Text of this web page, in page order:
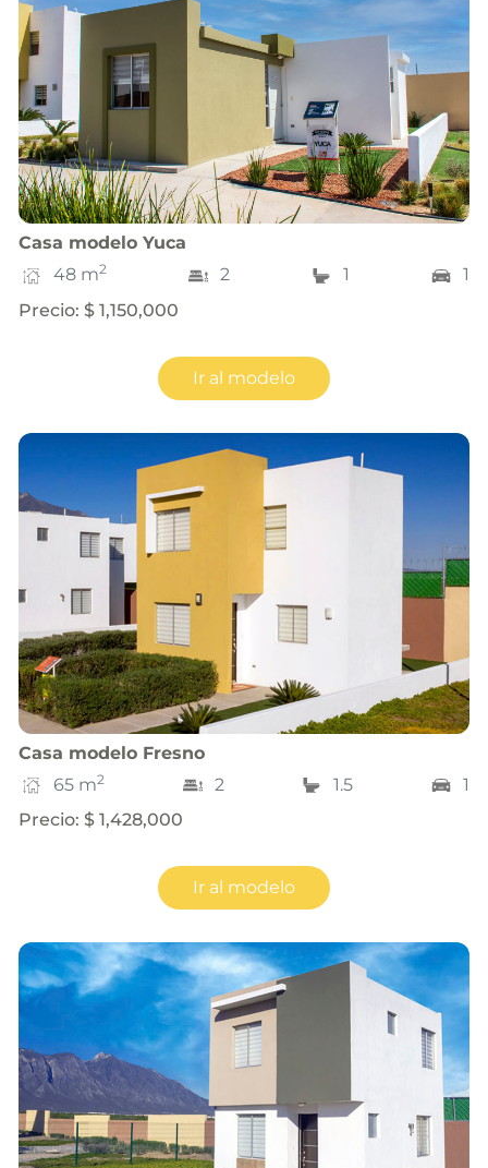
Casa modelo Yuca
48 m2 2 1
1
Precio: $ 1,150,000
Ir al modelo
Casa modelo Fresno
65 m2 2 1.5
1
Precio: $ 1,428,000
Ir al modelo